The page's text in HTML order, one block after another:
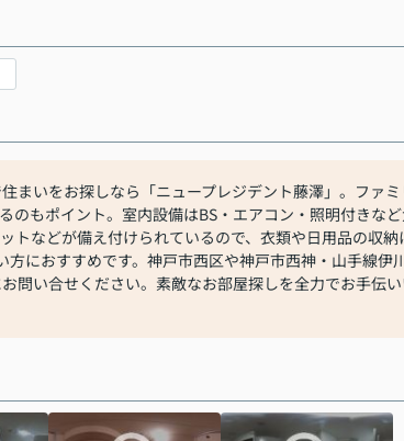
まいをお探しなら「ニュープレジデント藤澤」。ファミ
のもポイント。室内設備はBS・エアコン・照明付きな
トなどが備え付けられているので、衣類や日用品の収納
におすすめです。神戸市西区や神戸市西神・山手線伊
問い合せください。素敵なお部屋探しを全力でお手伝